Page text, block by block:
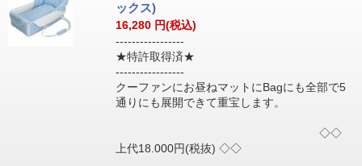
ックス)
16,280 円(税込)
-----------------
★特許取得済★
-----------------
クーファンにお昼ねマットにBagにも全部で5
通りにも展開できて重宝します。
◇◇
上代18.000円(税抜) ◇◇